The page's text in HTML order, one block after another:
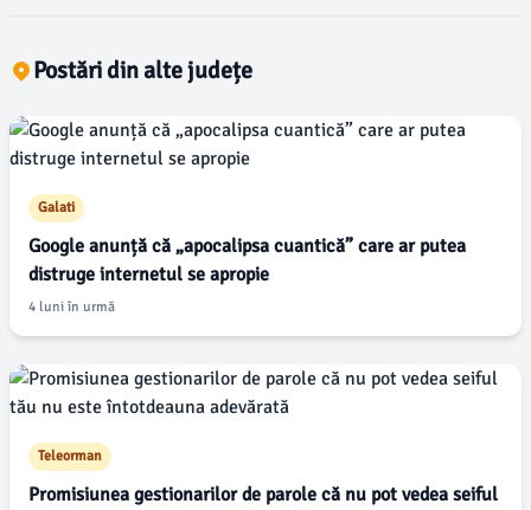
Postări din alte județe
Galati
Google anunță că „apocalipsa cuantică” care ar putea
distruge internetul se apropie
4 luni în urmă
Teleorman
Promisiunea gestionarilor de parole că nu pot vedea seiful